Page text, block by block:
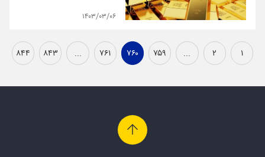
۱۴۰۳/۰۳/۰۶
۱ ۲ ... ۷۵۹ ۷۶۰ ۷۶۱ ... ۸۴۳ ۸۴۴